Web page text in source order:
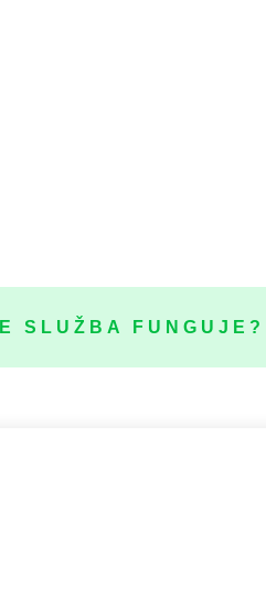
SLUŽBA FUNGUJE?